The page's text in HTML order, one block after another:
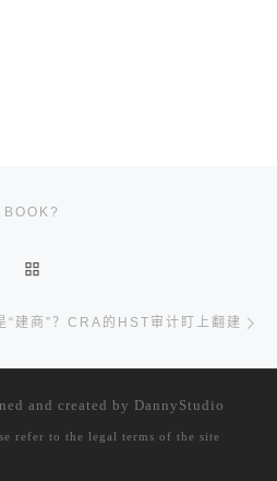
“建商”？CRA的HST审计盯上翻建
and created by DannyStudio
refer to the legal terms of the site